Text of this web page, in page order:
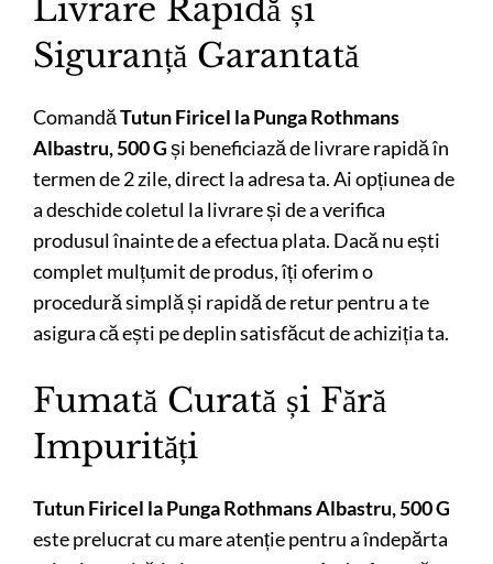
Livrare Rapidă și
Siguranță Garantată
ComandăTutun Firicel la Punga Rothmans
Albastru, 500 Gși beneficiază de livrare rapidă în
termen de 2 zile, direct la adresa ta. Ai opțiunea de
a deschide coletul la livrare și de a verifica
produsul înainte de a efectua plata. Dacă nu ești
complet mulțumit de produs, îți oferim o
procedură simplă și rapidă de retur pentru a te
asigura că ești pe deplin satisfăcut de achiziția ta.
Fumată Curată și Fără
Impurități
Tutun Firicel la Punga Rothmans Albastru, 500 G
este prelucrat cu mare atenție pentru a îndepărta